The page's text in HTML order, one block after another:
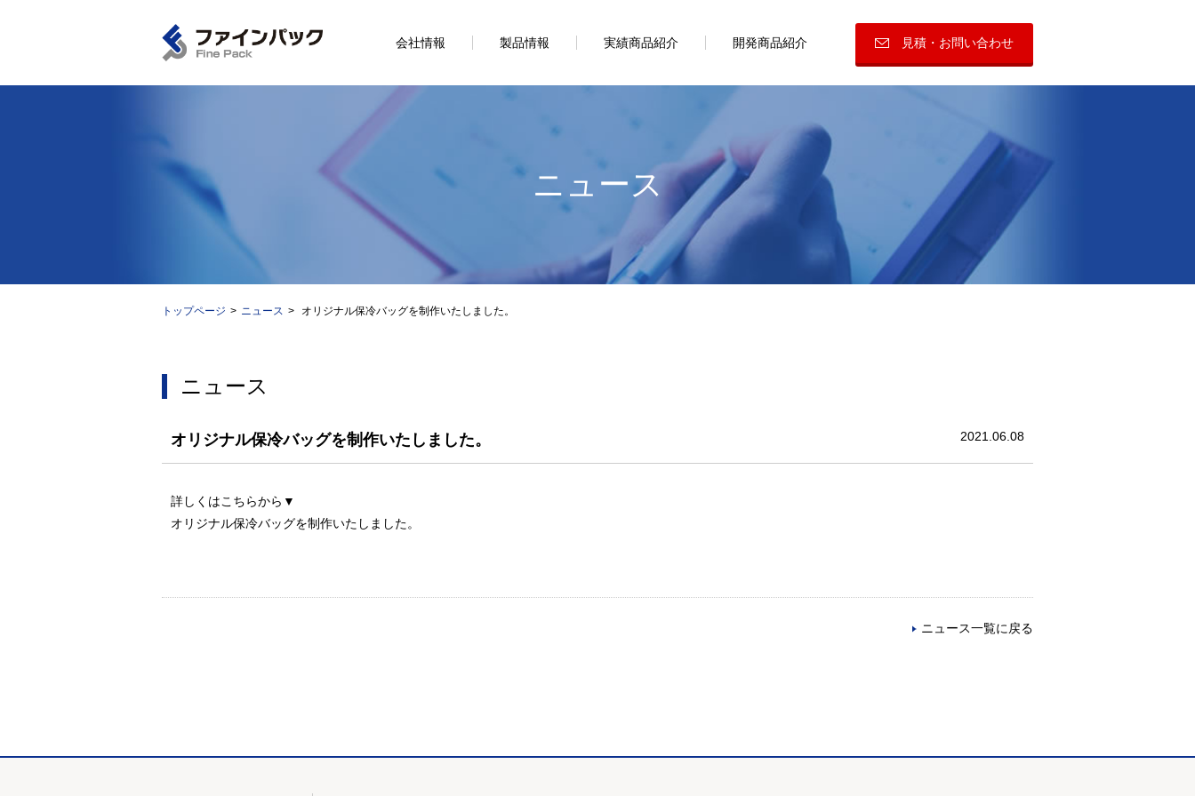
会社情報 製品情報 実績商品紹介 開発商品紹介 見積・お問い合わせ
ニュース
トップページ ニュース オリジナル保冷バッグを制作いたしました。
ニュース
オリジナル保冷バッグを制作いたしました。 2021.06.08
詳しくはこちらから▼
オリジナル保冷バッグを制作いたしました。
ニュース一覧に戻る